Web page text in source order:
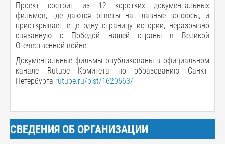
Проект состоит из 12 коротких документальных
фильмов, где даются ответы на главные вопросы, и
приоткрывает еще одну страницу истории, неразрывно
связанную с Победой нашей страны в Великой
Отечественной войне.
Документальные фильмы опубликованы в официальном
канале Rutube Комитета по образованию Санкт-
Петербурга rutube.ru/plst/1620563/
СВЕДЕНИЯ ОБ ОРГАНИЗАЦИИ